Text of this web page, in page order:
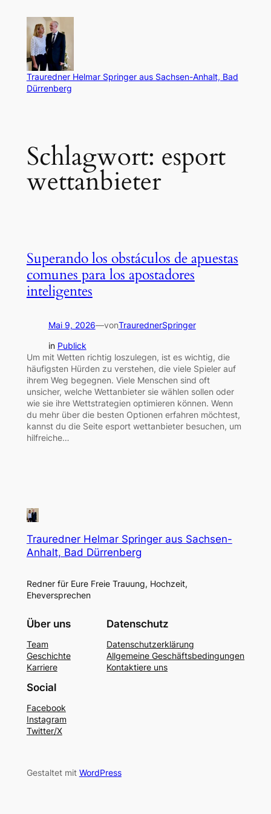
springen
Trauredner Helmar Springer aus Sachsen-Anhalt, Bad
Dürrenberg
Schlagwort: esport
wettanbieter
Superando los obstáculos de apuestas
comunes para los apostadores
inteligentes
Mai 9, 2026—vonTraurednerSpringer
in Publick
Um mit Wetten richtig loszulegen, ist es wichtig, die
häufigsten Hürden zu verstehen, die viele Spieler auf
ihrem Weg begegnen. Viele Menschen sind oft
unsicher, welche Wettanbieter sie wählen sollen oder
wie sie ihre Wettstrategien optimieren können. Wenn
du mehr über die besten Optionen erfahren möchtest,
kannst du die Seite esport wettanbieter besuchen, um
hilfreiche…
Trauredner Helmar Springer aus Sachsen-
Anhalt, Bad Dürrenberg
Redner für Eure Freie Trauung, Hochzeit,
Eheversprechen
Über uns
Team
Geschichte
Karriere
Datenschutz
Datenschutzerklärung
Allgemeine Geschäftsbedingungen
Kontaktiere uns
Social
Facebook
Instagram
Twitter/X
Gestaltet mit WordPress